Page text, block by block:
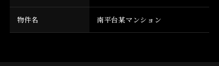
物件名 南平台某マンション